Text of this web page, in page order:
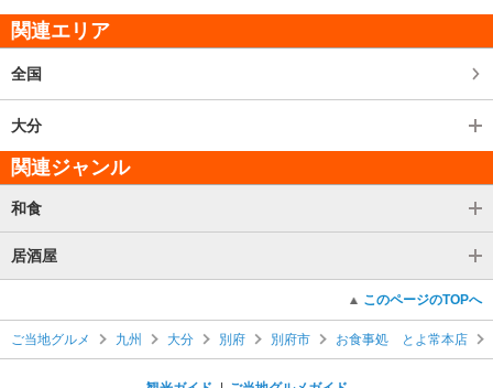
関連エリア
全国
大分
関連ジャンル
和食
居酒屋
このページのTOPへ
ご当地グルメ 九州 大分 別府 別府市 お食事処 とよ常本店